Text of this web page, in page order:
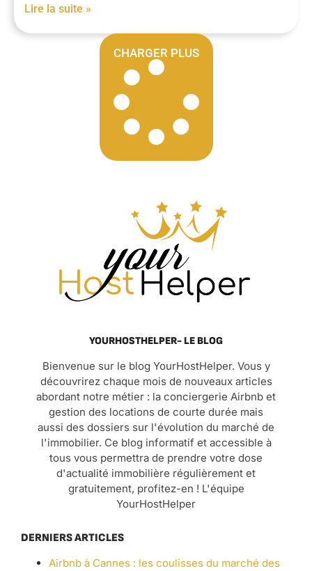
Lire la suite »
CHARGER PLUS
YOURHOSTHELPER- LE BLOG
Bienvenue sur le blog YourHostHelper. Vous y
découvrirez chaque mois de nouveaux articles
abordant notre métier : la conciergerie Airbnb et
gestion des locations de courte durée mais
aussi des dossiers sur l'évolution du marché de
l'immobilier. Ce blog informatif et accessible à
tous vous permettra de prendre votre dose
d'actualité immobilière régulièrement et
gratuitement, profitez-en ! L'équipe
YourHostHelper
DERNIERS ARTICLES
Airbnb à Cannes : les coulisses du marché des